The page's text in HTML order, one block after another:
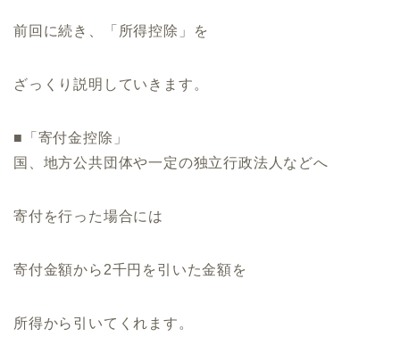
前回に続き、「所得控除」を
ざっくり説明していきます。
■「寄付金控除」
国、地方公共団体や一定の独立行政法人などへ
寄付を行った場合には
寄付金額から2千円を引いた金額を
所得から引いてくれます。